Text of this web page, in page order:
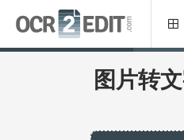
图片转